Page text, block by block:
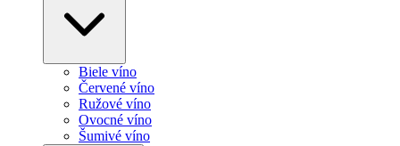
Biele víno
Červené víno
Ružové víno
Ovocné víno
Šumivé víno